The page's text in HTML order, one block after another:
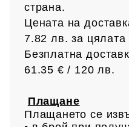
страна.
Цената на
7.82 лв.за цялата
Безплатна
61.35 € / 120 лв.
Плащане
Плащането се